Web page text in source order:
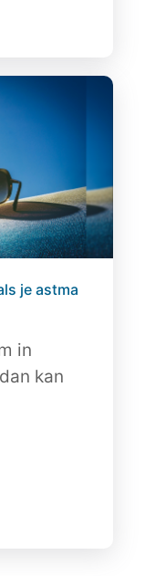
je astma
in
kan